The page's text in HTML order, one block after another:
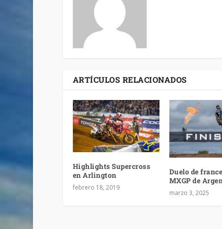
ARTÍCULOS RELACIONADOS
Highlights Supercross
en Arlington
febrero 18, 2019
Duelo de
MXGP de
marzo 3, 2025